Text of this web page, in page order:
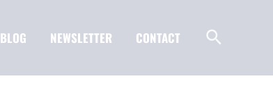
BLOG NEWSLETTER CONTACT